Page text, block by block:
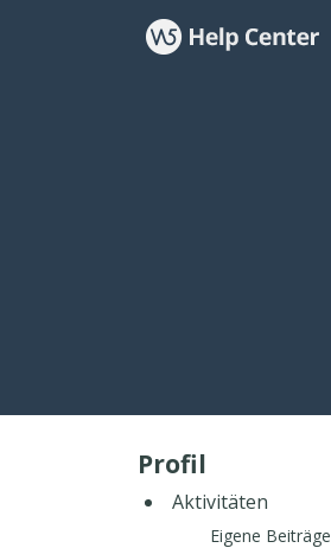
Profil
Aktivitäten
Eigene Beiträge